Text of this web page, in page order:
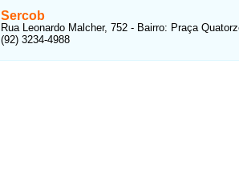
Sercob
Rua Leonardo Malcher, 752 - Bairro: Praça
(92) 3234-4988